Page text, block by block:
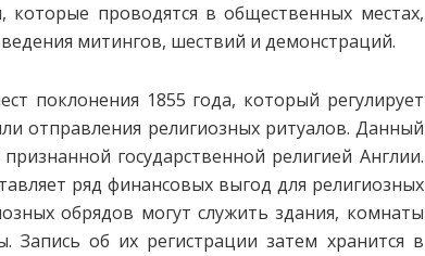
проводятся в общественных местах,
митингов, шествий и демонстраций.
поклонения 1855 года, который регулирует
отправления религиозных ритуалов. Данный
государственной религией Англии.
ряд финансовых выгод для религиозных
обрядов могут служить здания, комнаты
об их регистрации затем хранится в